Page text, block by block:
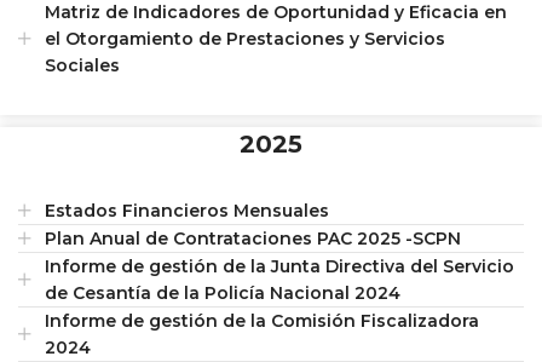
Matriz de Indicadores de Oportunidad y Eficacia en
el Otorgamiento de Prestaciones y Servicios
Sociales
2025
Estados Financieros Mensuales
Plan Anual de Contrataciones PAC 2025 -SCPN
Informe de gestión de la Junta Directiva del Servicio
de Cesantía de la Policía Nacional 2024
Informe de gestión de la Comisión Fiscalizadora
2024